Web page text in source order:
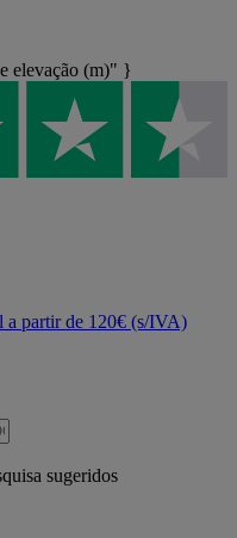
elevação (m)" }
a partir de 120€ (s/IVA)
sugeridos